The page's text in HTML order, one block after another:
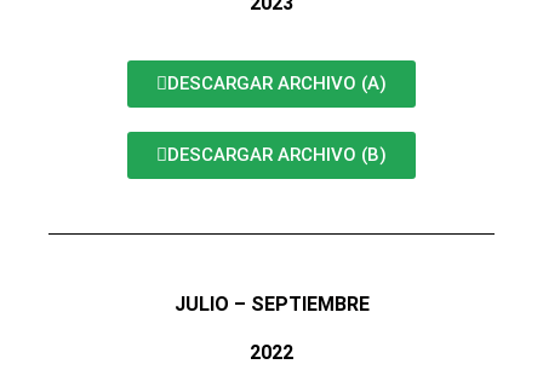
DESCARGAR ARCHIVO (A)
DESCARGAR ARCHIVO (B)
JULIO – SEPTIEMBRE
2022